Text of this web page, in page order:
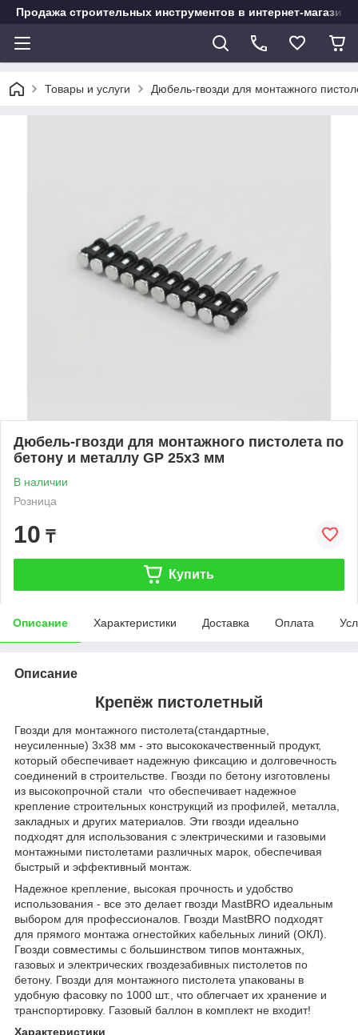
Продажа строительных инструментов в интернет-магазине
Товары и услуги Дюбель-гвозди для монтажного
Дюбель-гвозди для монтажного пистолета по
бетону и металлу GP 25x3 мм
В наличии
Розница
10 ₸
Купить
Описание Характеристики Доставка Оплата
Описание
Крепёж пистолетный
Гвозди для монтажного пистолета(стандартные,
неусиленные) 3x38 мм - это высококачественный продукт,
который обеспечивает надежную фиксацию и долговечность
соединений в строительстве. Гвозди по бетону изготовлены
из высокопрочной стали что обеспечивает надежное
крепление строительных конструкций из профилей, металла,
закладных и других материалов. Эти гвозди идеально
подходят для использования с электрическими и газовыми
монтажными пистолетами различных марок, обеспечивая
быстрый и эффективный монтаж.
Надежное крепление, высокая прочность и удобство
использования - все это делает гвозди MastBRO идеальным
выбором для профессионалов. Гвозди MastBRO подходят
для прямого монтажа огнестойких кабельных линий (ОКЛ).
Гвозди совместимы с большинством типов монтажных,
газовых и электрических гвоздезабивных пистолетов по
бетону. Гвозди для монтажного пистолета упакованы в
удобную фасовку по 1000 шт., что облегчает их хранение и
транспортировку. Газовый баллон в комплект не входит!
Характеристики